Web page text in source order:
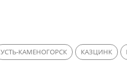
УСТЬ-КАМЕНОГОРСК КАЗЦИНК